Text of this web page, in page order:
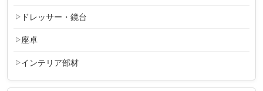
ドレッサー・鏡台
座卓
インテリア部材